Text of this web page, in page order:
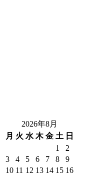
2026年8月
月 火 水 木 金 土 日
1
2
3
4 5 6 7 8
9
10 11 12 13 14 15 16